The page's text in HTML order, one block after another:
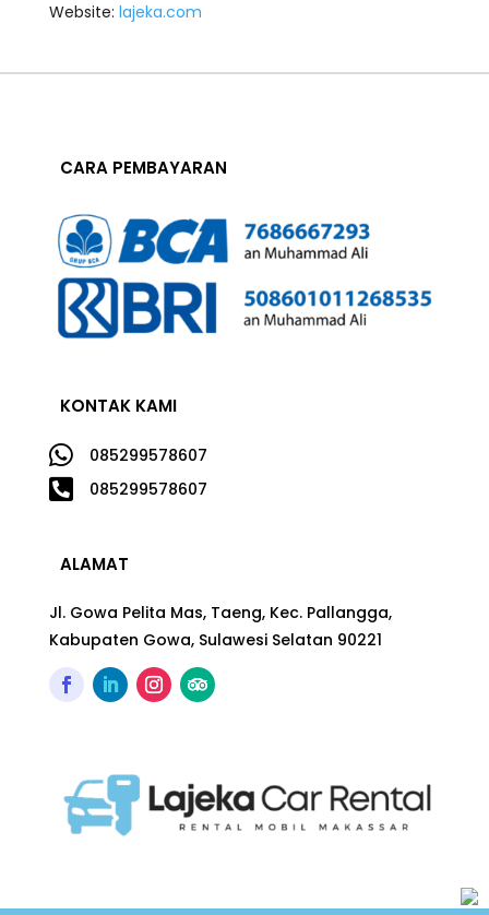
Website: lajeka.com
CARA PEMBAYARAN
KONTAK KAMI
 085299578607
 085299578607
ALAMAT
Jl. Gowa Pelita Mas, Taeng, Kec. Pallangga,
Kabupaten Gowa, Sulawesi Selatan 90221